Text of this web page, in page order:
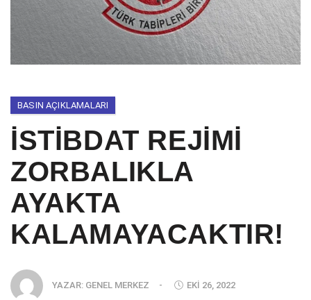
BASIN AÇIKLAMALARI
İSTİBDAT REJİMİ
ZORBALIKLA
AYAKTA
KALAMAYACAKTIR!
YAZAR: GENEL MERKEZ - EKI 26, 2022